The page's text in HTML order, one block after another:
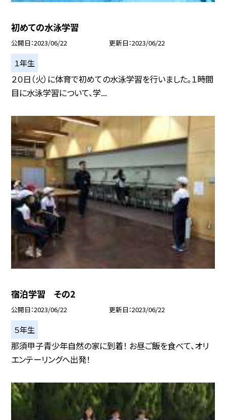
初めての水泳学習
公開日 2023/06/22 更新日 2023/06/22
１年生
２０日（火）に体育で初めての水泳学習を行いました。１時間
目に水泳学習について、学...
宿泊学習 その2
公開日 2023/06/22 更新日 2023/06/22
５年生
那須甲子青少年自然の家に到着！ お昼ご飯を食べて、オリ
エンテーリングへ出発！